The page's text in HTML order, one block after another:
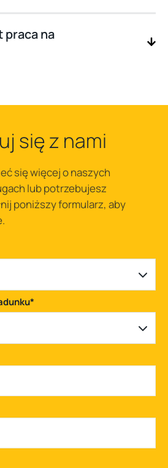
praca na
się z nami
się więcej o naszych
lub potrzebujesz
poniższy formularz, aby
*